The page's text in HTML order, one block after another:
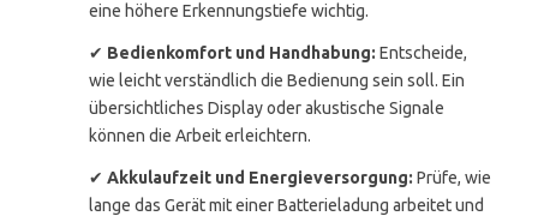
eine höhere Erkennungstiefe wichtig.
✔ Bedienkomfort und Handhabung: Entscheide,
wie leicht verständlich die Bedienung sein soll. Ein
übersichtliches Display oder akustische Signale
können die Arbeit erleichtern.
✔ Akkulaufzeit und Energieversorgung: Prüfe, wie
lange das Gerät mit einer Batterieladung arbeitet und